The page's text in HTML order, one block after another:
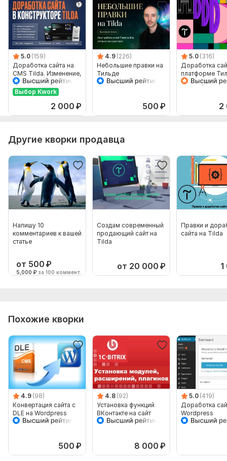
Объем услуги в кворке:
Администрирование сайта 30
дней
5.0 (159)
Доработка сайта на
CMS Tilda. Изменение,
правка сайта
Выбор Kwork
2 000 ₽
4.9 (226)
Небольшие правки на
Тильде
500 ₽
5.0 (316)
Доработка
платформе
стандарт
2
Другие кворки продавца
Напишу 10
комментариев к вашей
статье
от 500 ₽
5,000 ₽ за 100 коммент.
Создам современный
продающий сайт на
Tilda
от 20 000 ₽
Правки и
сайта на Tilda
Похожие кворки
4.9 (98)
Конвертация сайта с
DLE на Wordpress
500 ₽
4.8 (92)
Установка функций
ВКонтакте на сайт
8 000 ₽
5.0 (419)
Доработка
Wordpress